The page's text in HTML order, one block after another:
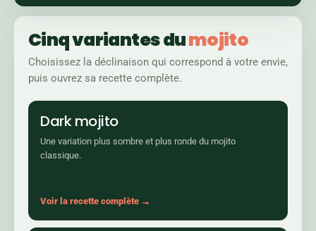
Cinq variantes dumojito
Choisissez la déclinaison qui correspond à votre envie,
puis ouvrez sa recette complète.
Dark mojito
Une variation plus sombre et plus ronde du mojito
classique.
Voir la recette complète →